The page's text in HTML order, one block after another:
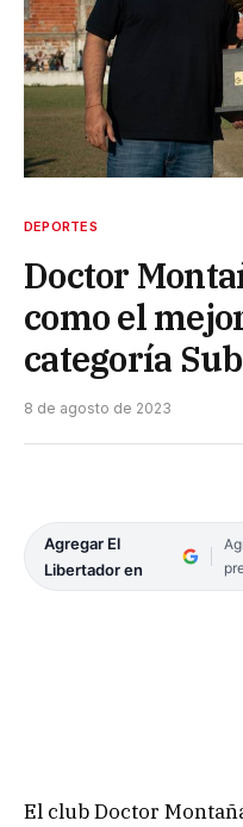
DEPORTES
Doctor
como el
categoría
8 de agosto de 2023
Agregar El
Libertador en
El club Doctor